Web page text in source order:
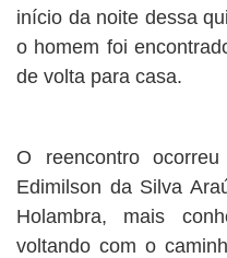
início da noite dessa
o homem foi
de volta para casa.
O reencontro
Edimilson da Silva
Holambra, mais
voltando com o